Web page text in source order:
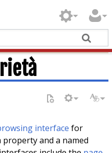
interface for
and a named